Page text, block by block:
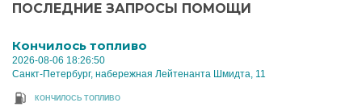
ПОСЛЕДНИЕ ЗАПРОСЫ ПОМОЩИ
Кончилось топливо
2026-08-06 18:26:50
Санкт-Петербург, набережная Лейтенанта Шмидта, 11
КОНЧИЛОСЬ ТОПЛИВО